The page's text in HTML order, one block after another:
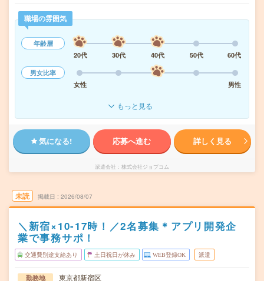
職場の雰囲気
年齢層
20代
30代 40代 50代
60代
男女比率
女性
男性
もっと見る
気になる! 応募へ進む 詳しく見る
派遣会社 株式会社ジョブコム
未読 掲載日 2026/08/07
＼新宿×10-17時！／2名募集＊アプリ開発企
業で事務サポ！
交通費別途支給あり 土日祝日が休み WEB登録OK 派遣
勤務地 東京都新宿区